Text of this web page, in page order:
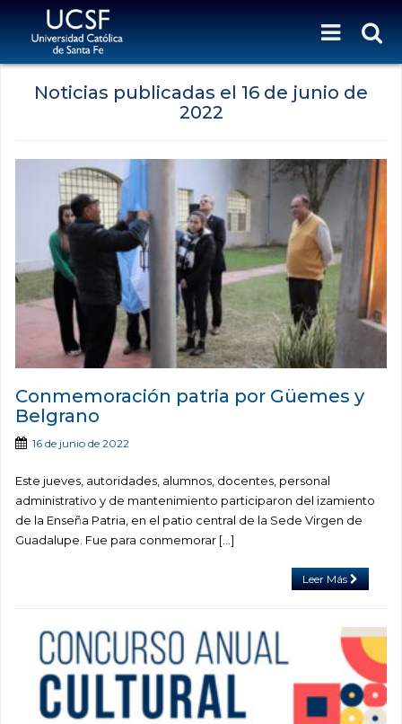
Noticias publicadas el 16 de junio de
2022
Conmemoración patria por Güemes y
Belgrano
16 de junio de 2022
Este jueves, autoridades, alumnos, docentes, personal
administrativo y de mantenimiento participaron del izamiento
de la Enseña Patria, en el patio central de la Sede Virgen de
Guadalupe. Fue para conmemorar […]
Leer Más